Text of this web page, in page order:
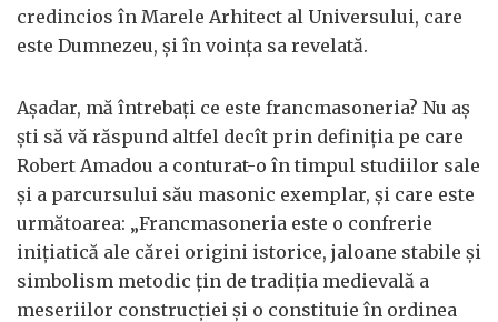
credincios în Marele Arhitect al Universului, care
este Dumnezeu, şi în voinţa sa revelată.
Aşadar, mă întrebaţi ce este francmasoneria? Nu aş
şti să vă răspund altfel decît prin definiţia pe care
Robert Amadou a conturat-o în timpul studiilor sale
şi a parcursului său masonic exemplar, şi care este
următoarea: „Francmasoneria este o confrerie
iniţiatică ale cărei origini istorice, jaloane stabile şi
simbolism metodic ţin de tradiţia medievală a
meseriilor construcţiei şi o constituie în ordinea